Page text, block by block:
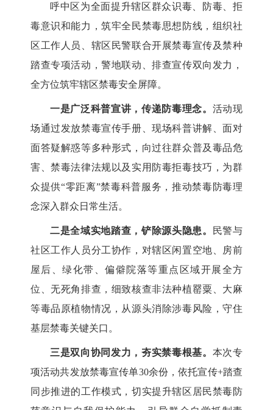
呼中区为全面提升辖区群众识毒、防毒、拒
毒意识和能力，筑牢全民禁毒思想防线，组织社
区工作人员、辖区民警联合开展禁毒宣传及禁种
踏查专项活动，警地联动、排查宣传双向发力，
全方位筑牢辖区禁毒安全屏障。
一是广泛科普宣讲，传递防毒理念。 活动现
场通过发放禁毒宣传手册、现场科普讲解、面对
面答疑解惑等多种形式，向过往群众普及毒品危
害、禁毒法律法规以及实用防毒拒毒技巧，为群
众提供“零距离”禁毒科普服务，推动禁毒防毒理
念深入群众日常生活。
二是全域实地踏查，铲除源头隐患。
民警与
社区工作人员分工协作，对辖区闲置空地、房前
屋后、绿化带、偏僻院落等重点区域开展全方
位、无死角排查，细致核查非法种植罂粟、大麻
等毒品原植物情况，从源头消除涉毒风险，守住
基层禁毒关键关口。
三是双向协同发力，夯实禁毒根基。 本次专
项活动共发放禁毒宣传单30余份，依托宣传+踏查
同步推进的工作模式，切实提升辖区居民禁毒防